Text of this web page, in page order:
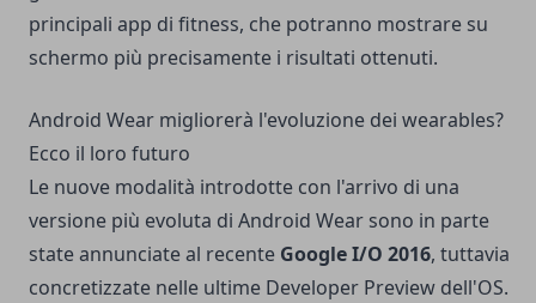
principali app di fitness, che potranno mostrare su
schermo più precisamente i risultati ottenuti.
Android Wear migliorerà l'evoluzione dei wearables?
Ecco il loro futuro
Le nuove modalità introdotte con l'arrivo di una
versione più evoluta di Android Wear sono in parte
state annunciate al recente Google I/O 2016, tuttavia
concretizzate nelle ultime Developer Preview dell'OS.